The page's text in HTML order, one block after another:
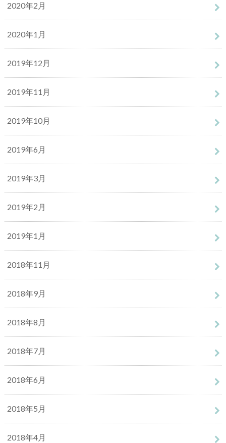
2020年2月
2020年1月
2019年12月
2019年11月
2019年10月
2019年6月
2019年3月
2019年2月
2019年1月
2018年11月
2018年9月
2018年8月
2018年7月
2018年6月
2018年5月
2018年4月